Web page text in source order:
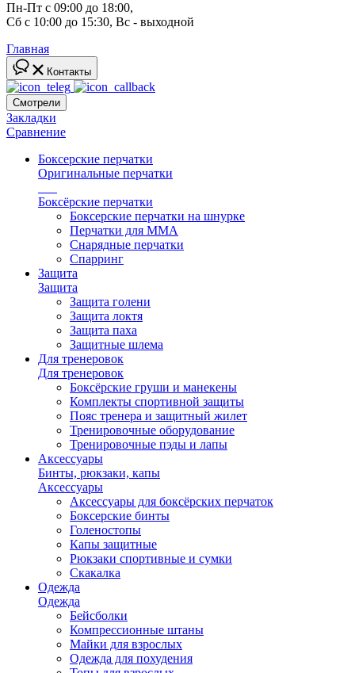
Пн-Пт с 09:00 до 18:00,
Сб с 10:00 до 15:30, Вс - выходной
Главная
Контакты
Смотрели
Закладки
Сравнение
Боксерские перчатки
Оригинальные перчатки
Боксёрские перчатки
Боксерские перчатки на шнурке
Перчатки для ММА
Снарядные перчатки
Спарринг
Защита
Защита
Защита голени
Защита локтя
Защита паха
Защитные шлема
Для тренеровок
Для тренеровок
Боксёрские груши и манекены
Комплекты спортивной защиты
Пояс тренера и защитный жилет
Тренировочные оборудование
Тренировочные пэды и лапы
Аксессуары
Бинты, рюкзаки, капы
Аксессуары
Аксессуары для боксёрских перчаток
Боксерские бинты
Голеностопы
Капы защитные
Рюкзаки спортивные и сумки
Скакалка
Одежда
Одежда
Бейсболки
Компрессионные штаны
Майки для взрослых
Одежда для похудения